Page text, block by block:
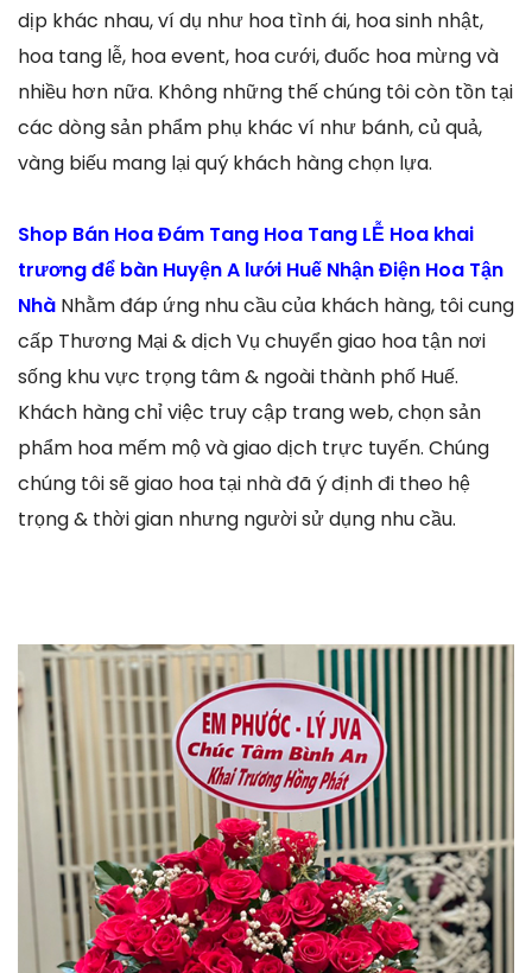
dịp khác nhau, ví dụ như hoa tình ái, hoa sinh nhật,
hoa tang lễ, hoa event, hoa cưới, đuốc hoa mừng và
nhiều hơn nữa. Không những thế chúng tôi còn tồn tại
các dòng sản phẩm phụ khác ví như bánh, củ quả,
vàng biếu mang lại quý khách hàng chọn lựa.
Shop Bán Hoa Đám Tang Hoa Tang LỄ Hoa khai
trương để bàn Huyện A lưới Huế Nhận Điện Hoa Tận
Nhà Nhằm đáp ứng nhu cầu của khách hàng, tôi cung
cấp Thương Mại & dịch Vụ chuyển giao hoa tận nơi
sống khu vực trọng tâm & ngoài thành phố Huế.
Khách hàng chỉ việc truy cập trang web, chọn sản
phẩm hoa mếm mộ và giao dịch trực tuyến. Chúng
chúng tôi sẽ giao hoa tại nhà đã ý định đi theo hệ
trọng & thời gian nhưng người sử dụng nhu cầu.